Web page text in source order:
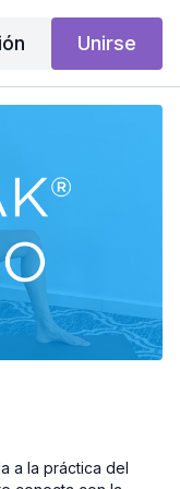
Unirse
a la práctica del